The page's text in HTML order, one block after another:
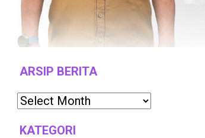
ARSIP BERITA
KATEGORI